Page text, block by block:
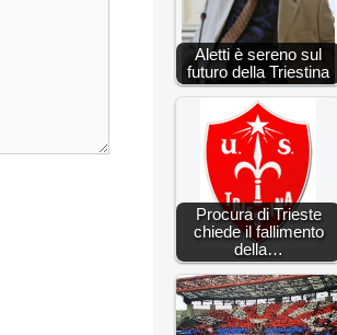
Aletti è sereno sul
futuro della Triestina
Procura di Trieste
chiede il fallimento
della…